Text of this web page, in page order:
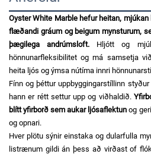
Oyster White Marble hefur heitan,
flæðandi gráum og beigum mynsturum,
þægilega andrúmsloft. Hljótt og
hönnunarfleksibilitet og má samsetja
heita ljós og ýmsa nútíma innri
Fínn og þéttur uppbyggingarstíllinn
hann er rétt settur upp og viðhaldið.
blítt yfirborð sem aukar ljósaflektunog
og opnari.
Hver plötu sýnir einstaka og dularfulla
listrænum gildi án þess að virðast of